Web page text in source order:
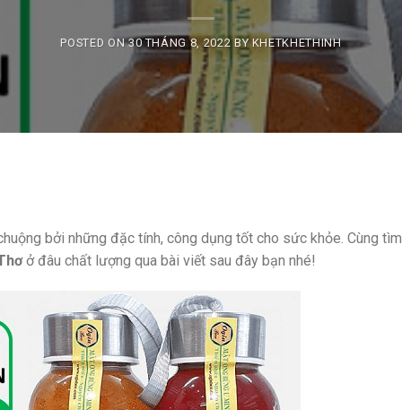
POSTED ON30 THÁNG 8, 2022BYKHETKHETHINH
bởi những đặc tính, công dụng tốt cho sức khỏe. Cùng tìm
ở đâu chất lượng qua bài viết sau đây bạn nhé!